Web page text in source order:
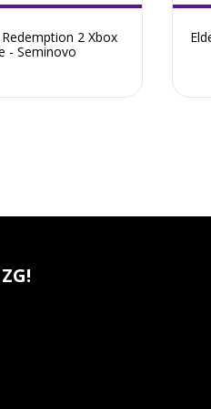
2 Xbox
- Seminovo